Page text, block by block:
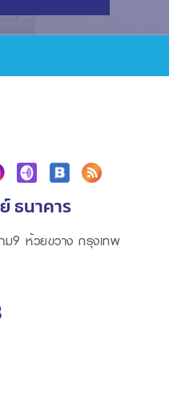
ธนาคาร
9 ห้วยขวาง กรุงเทพ